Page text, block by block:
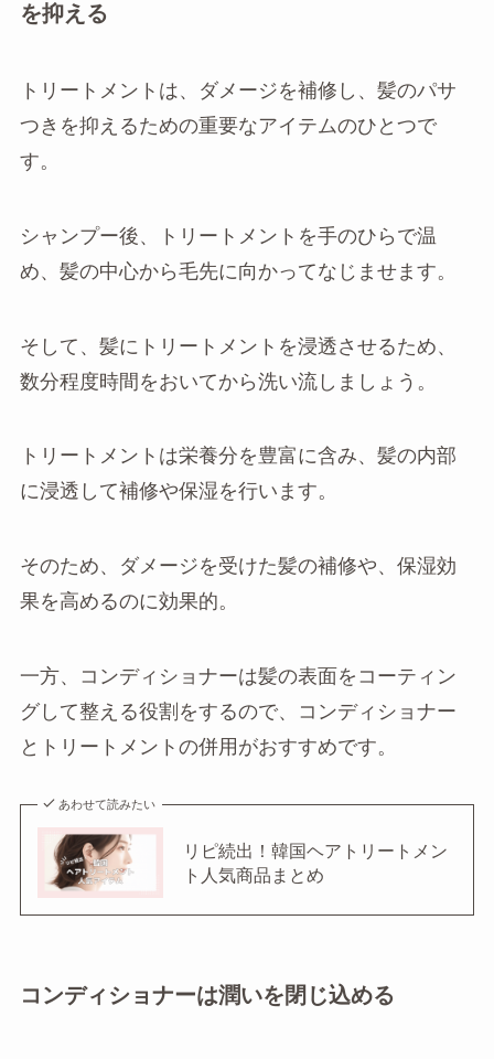
を抑える
トリートメントは、ダメージを補修し、髪のパサ
つきを抑えるための重要なアイテムのひとつで
す。
シャンプー後、トリートメントを手のひらで温
め、髪の中心から毛先に向かってなじませます。
そして、髪にトリートメントを浸透させるため、
数分程度時間をおいてから洗い流しましょう。
トリートメントは栄養分を豊富に含み、髪の内部
に浸透して補修や保湿を行います。
そのため、ダメージを受けた髪の補修や、保湿効
果を高めるのに効果的。
一方、コンディショナーは髪の表面をコーティン
グして整える役割をするので、コンディショナー
とトリートメントの併用がおすすめです。
あわせて読みたい
リピ続出！韓国ヘアトリートメン
ト人気商品まとめ
コンディショナーは潤いを閉じ込める